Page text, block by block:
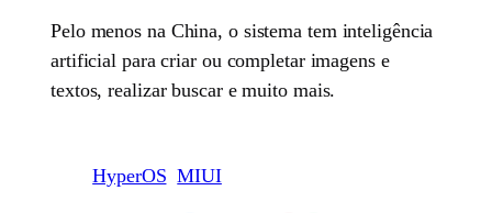
Pelo menos na China, o sistema tem inteligência
artificial para criar ou completar imagens e
textos, realizar buscar e muito mais.
HyperOS MIUI